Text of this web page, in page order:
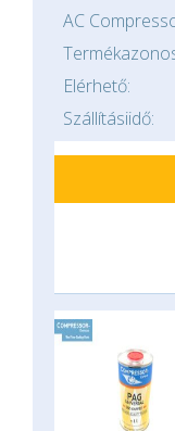
AC
Elérhető:
Szállításiidő: